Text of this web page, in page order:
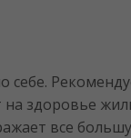
себе.
здоровье
все